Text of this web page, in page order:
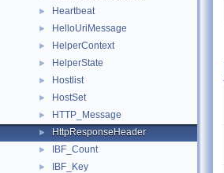
► Heartbeat
► HelloUriMessage
► HelperContext
► HelperState
► Hostlist
► HostSet
► HTTP_Message
► HttpResponseHeader
► IBF_Count
► IBF_Key